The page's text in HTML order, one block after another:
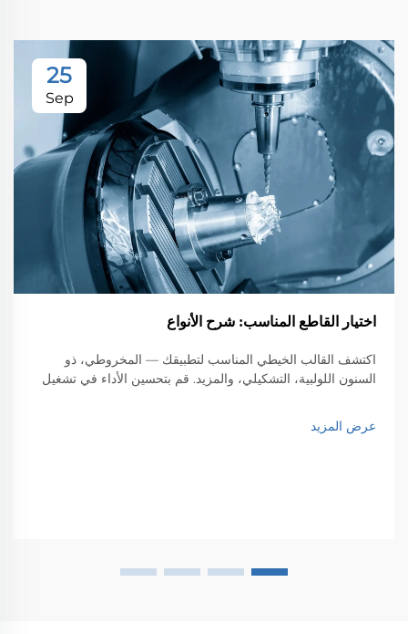
25
Sep
اختيار القاطع المناسب: شرح الأنواع
اكتشف القالب الخيطي المناسب لتطبيقك — المخروطي، ذو
السنون اللولبية، التشكيلي، والمزيد. قم بتحسين الأداء في تشغيل
عرض المزيد